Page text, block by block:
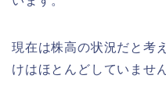
現在は株高の状況だと考
けはほとんどしていません